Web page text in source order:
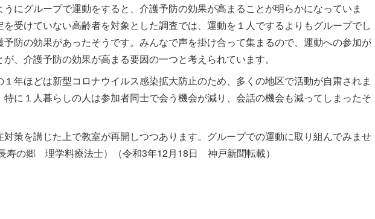
にグループで運動をすると、介護予防の効果が高まることが明らかになっていま
を受けていない高齢者を対象とした調査では、運動を１人でするよりもグループでし
予防の効果があったそうです。みんなで声を掛け合って集まるので、運動への参加が
、介護予防の効果が高まる要因の一つと考えられています。
年ほどは新型コロナウイルス感染拡大防止のため、多くの地区で活動が自粛されま
特に１人暮らしの人は参加者同士で会う機会が減り、会話の機会も減ってしまったそ
策を講じた上で教室が再開しつつあります。グループでの運動に取り組んでみませ
寿の郷 理学料療法士）（令和3年12月18日 神戸新聞転載）